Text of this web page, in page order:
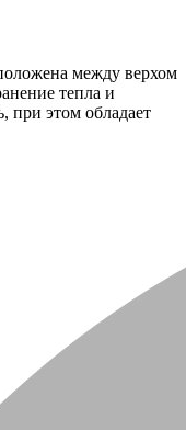
между верхом
тепла и
при этом обладает